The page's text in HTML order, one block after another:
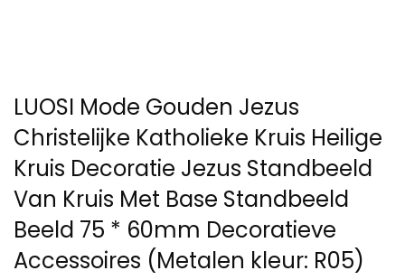
LUOSI Mode Gouden Jezus
Christelijke Katholieke Kruis Heilige
Kruis Decoratie Jezus Standbeeld
Van Kruis Met Base Standbeeld
Beeld 75 * 60mm Decoratieve
Accessoires (Metalen kleur: R05)